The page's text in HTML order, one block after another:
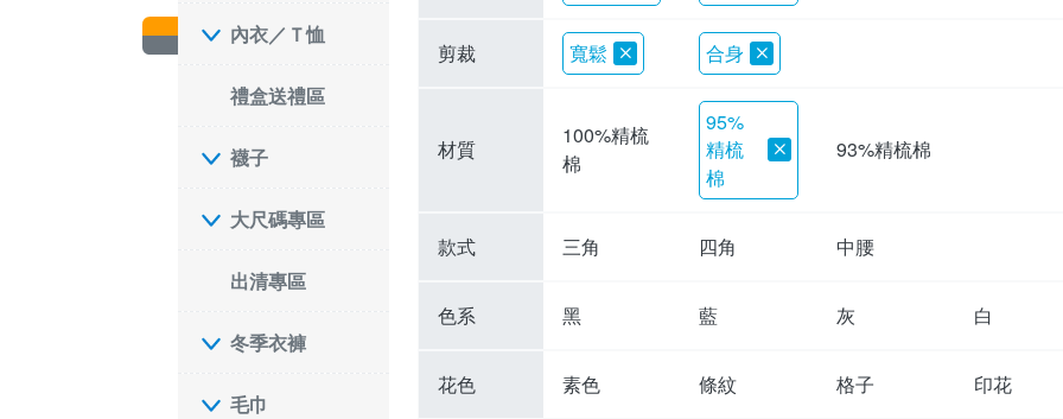
內衣／Ｔ恤
禮盒送禮區
襪子
大尺碼專區
出清專區
冬季衣褲
毛巾
剪裁 寬鬆 合身
材質
100%精梳
棉
95%
精梳
棉
93%精梳棉
款式 三角 四角 中腰
色系 黑 藍 灰 白
花色 素色 條紋 格子 印花